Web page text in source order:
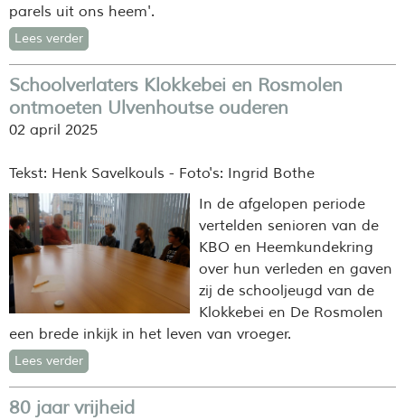
parels uit ons heem'.
Lees verder
Schoolverlaters Klokkebei en Rosmolen
ontmoeten Ulvenhoutse ouderen
02 april 2025
Tekst: Henk Savelkouls - Foto's: Ingrid Bothe
In de afgelopen periode
vertelden senioren van de
KBO en Heemkundekring
over hun verleden en gaven
zij de schooljeugd van de
Klokkebei en De Rosmolen
een brede inkijk in het leven van vroeger.
Lees verder
80 jaar vrijheid